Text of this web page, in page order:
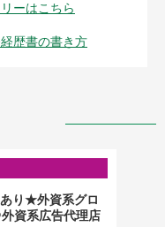
ーはこちら
歴書の書き方
り★外資系グロ
資系広告代理店